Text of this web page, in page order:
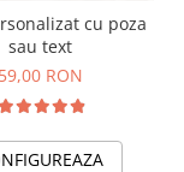
cu poza
sau text
59,00 RON